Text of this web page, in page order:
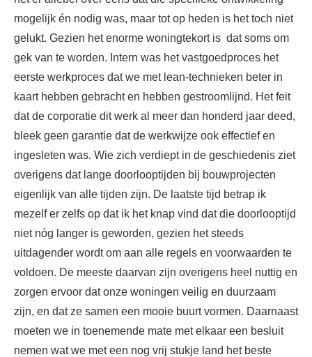
mogelijk én nodig was, maar tot op heden is het toch niet
gelukt. Gezien het enorme woningtekort is dat soms om
gek van te worden. Intern was het vastgoedproces het
eerste werkproces dat we met lean-technieken beter in
kaart hebben gebracht en hebben gestroomlijnd. Het feit
dat de corporatie dit werk al meer dan honderd jaar deed,
bleek geen garantie dat de werkwijze ook effectief en
ingesleten was. Wie zich verdiept in de geschiedenis ziet
overigens dat lange doorlooptijden bij bouwprojecten
eigenlijk van alle tijden zijn. De laatste tijd betrap ik
mezelf er zelfs op dat ik het knap vind dat die doorlooptijd
niet nóg langer is geworden, gezien het steeds
uitdagender wordt om aan alle regels en voorwaarden te
voldoen. De meeste daarvan zijn overigens heel nuttig en
zorgen ervoor dat onze woningen veilig en duurzaam
zijn, en dat ze samen een mooie buurt vormen. Daarnaast
moeten we in toenemende mate met elkaar een besluit
nemen wat we met een nog vrij stukje land het beste